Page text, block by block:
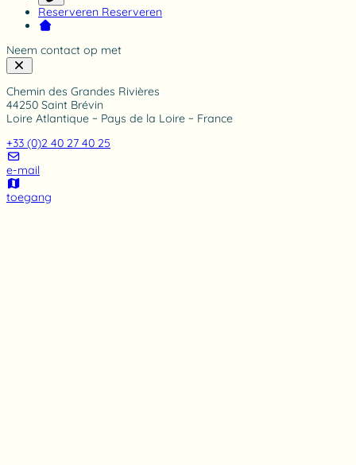
Reserveren Reserveren
Neem contact op met
Chemin des Grandes Rivières
44250 Saint Brévin
Loire Atlantique ~ Pays de la Loire ~ France
+33 (0)2 40 27 40 25
e-mail
toegang